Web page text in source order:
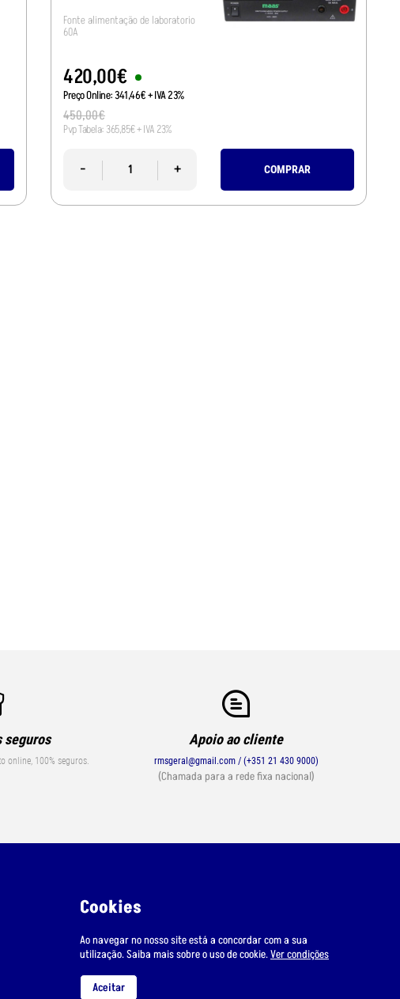
Fonte alimentação de laboratorio
60A
420,00€
Preço Online:341,46€+ IVA 23%
450,00€
Pvp Tabela: 365,85€+ IVA 23%
- + COMPRAR
seguros
online, 100% seguros.
Apoio ao cliente
rmsgeral@gmail.com / (+351 21 430 9000)
(Chamada para a rede fixa nacional)
Suporte
Condições de Envio
Cookies
Ao navegar no nosso site está a concordar com a sua
utilização. Saiba mais sobre o uso de cookie.Ver condições
Aceitar